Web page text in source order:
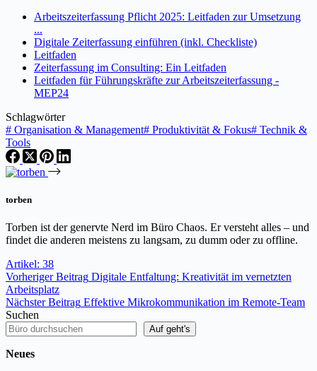
Arbeitszeiterfassung Pflicht 2025: Leitfaden zur Umsetzung
...
Digitale Zeiterfassung einführen (inkl. Checkliste)
Leitfaden
Zeiterfassung im Consulting: Ein Leitfaden
Leitfaden für Führungskräfte zur Arbeitszeiterfassung -
MEP24
Schlagwörter
# Organisation & Management# Produktivität & Fokus# Technik &
Tools
torben
Torben ist der genervte Nerd im Büro Chaos. Er versteht alles – und
findet die anderen meistens zu langsam, zu dumm oder zu offline.
Artikel: 38
VorherigerBeitrag Digitale Entfaltung: Kreativität im vernetzten
Arbeitsplatz
NächsterBeitrag Effektive Mikrokommunikation im Remote-Team
Suchen
Auf geht's
Neues